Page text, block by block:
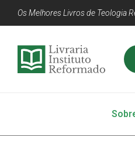
Os Melhores Livros de Teologia